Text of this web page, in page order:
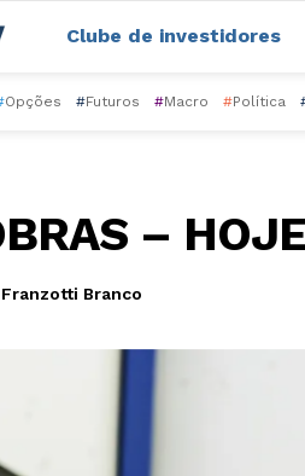
Clube de investidores
Opções #Futuros #Macro #Política
–
Branco